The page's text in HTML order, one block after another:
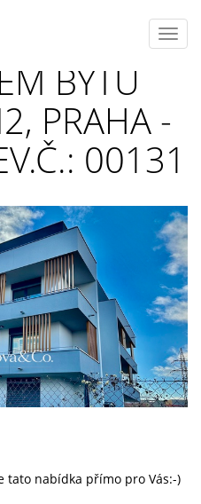
BYTU
PRAHA -
00131
tato nabídka přímo pro Vás:-)